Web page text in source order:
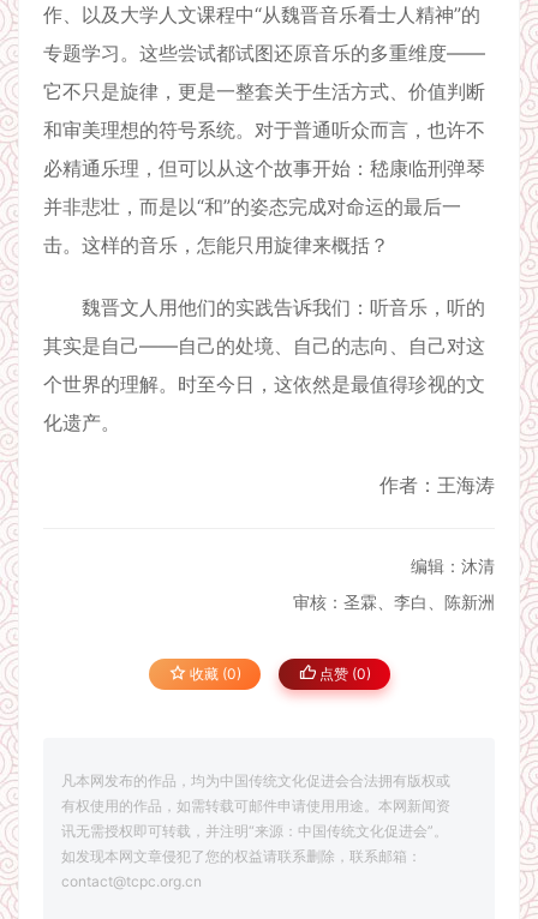
作、以及大学人文课程中“从魏晋音乐看士人精神”的
专题学习。这些尝试都试图还原音乐的多重维度——
它不只是旋律，更是一整套关于生活方式、价值判断
和审美理想的符号系统。对于普通听众而言，也许不
必精通乐理，但可以从这个故事开始：嵇康临刑弹琴
并非悲壮，而是以“和”的姿态完成对命运的最后一
击。这样的音乐，怎能只用旋律来概括？
魏晋文人用他们的实践告诉我们：听音乐，听的
其实是自己——自己的处境、自己的志向、自己对这
个世界的理解。时至今日，这依然是最值得珍视的文
化遗产。
作者：王海涛
编辑：沐清
审核：圣霖、李白、陈新洲
收藏 (0) 点赞 (0)
凡本网发布的作品，均为中国传统文化促进会合法拥有版权或
有权使用的作品，如需转载可邮件申请使用用途。本网新闻资
讯无需授权即可转载，并注明“来源：中国传统文化促进会”。
如发现本网文章侵犯了您的权益请联系删除，联系邮箱：
contact@tcpc.org.cn